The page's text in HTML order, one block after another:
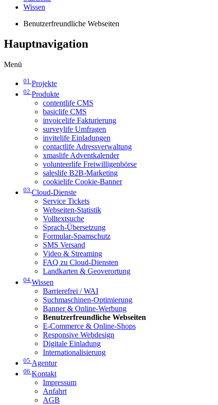
Wissen
Benutzerfreundliche Webseiten
Hauptnavigation
Menü
01 Projekte
02 Produkte
contentlife CMS
basiclife CMS
invoicelife Fakturierung
surveylife Umfragen
invitelife Einladungen
contactlife Adressverwaltung
xmaslife Adventkalender
volunteerlife Freiwilligenbörse
saleslife B2B-Marketing
cookielife Cookie-Banner
03 Cloud-Dienste
Service Tickets
Webseiten-Statistik
Volltextsuche
Sprach-Übersetzung
Formular-Spamschutz
SMS Versand
Video & Streaming
FAQ zu Cloud-Diensten
Landkarten & Geoverortung
04 Wissen
Barrierefrei / WAI
Suchmaschinen-Optimierung
Banner & Online-Werbung
Benutzerfreundliche Webseiten
E-Commerce & Online-Shops
Responsive Webdesign
Digitale Einladung
Internationalisierung
05 Agentur
06 Kontakt
Impressum
Anfahrt
AGB